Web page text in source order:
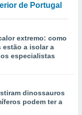
de Portugal
extremo: como
estão a isolar a
especialistas
dinossauros
podem ter a